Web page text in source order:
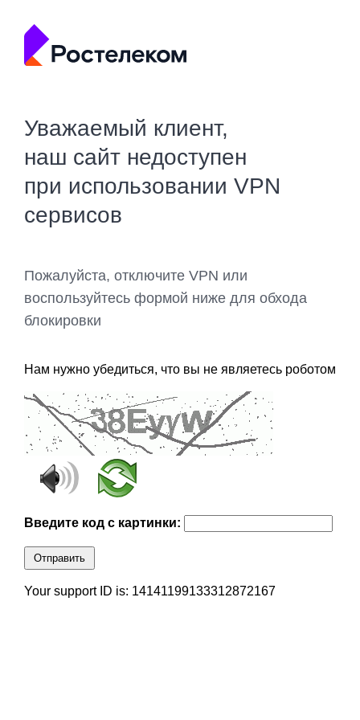
Уважаемый клиент,
наш сайт недоступен
при использовании VPN
сервисов
Пожалуйста, отключите VPN или
воспользуйтесь формой ниже для обхода
блокировки
Нам нужно убедиться, что вы не являетесь роботом
Введите код с картинки:
Отправить
Your support ID is: 14141199133312872167